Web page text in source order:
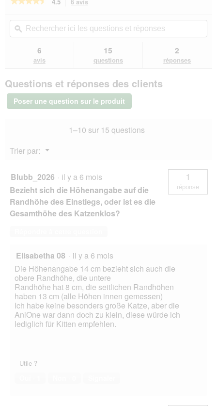
5
sur
Toilettes
ouvertes
4.5 6 avis
vous
redirigera
vers
avis.
Rechercher
ici
les
réponses
ϙ
6
avis
15
questions
2
réponses
Questions et réponses des clients
Poser une question sur le produit
1–10 sur 15 questions
Trier par:
▼
Menu
Blubb_2026 · il y a 6 mois
Bezieht sich die Höhenangabe auf die
Randhöhe des Einstiegs, oder ist es die
Gesamthöhe des Katzenklos?
1
réponse
Elisabetha 08 · il y a 6 mois
Die Höhenangabe 14 cm bezieht sich auch die
obere Randhöhe, die untere
Randhöhe hat 8 cm, die seitlichen Randhöhen
haben 13 cm (alle Höhen innen gemessen)
Ich habe keine besonders große Katze, aber die
AniOne war dann doch zu klein, diese würde ich
lediglich für Kitten empfehlen.
Utile ?